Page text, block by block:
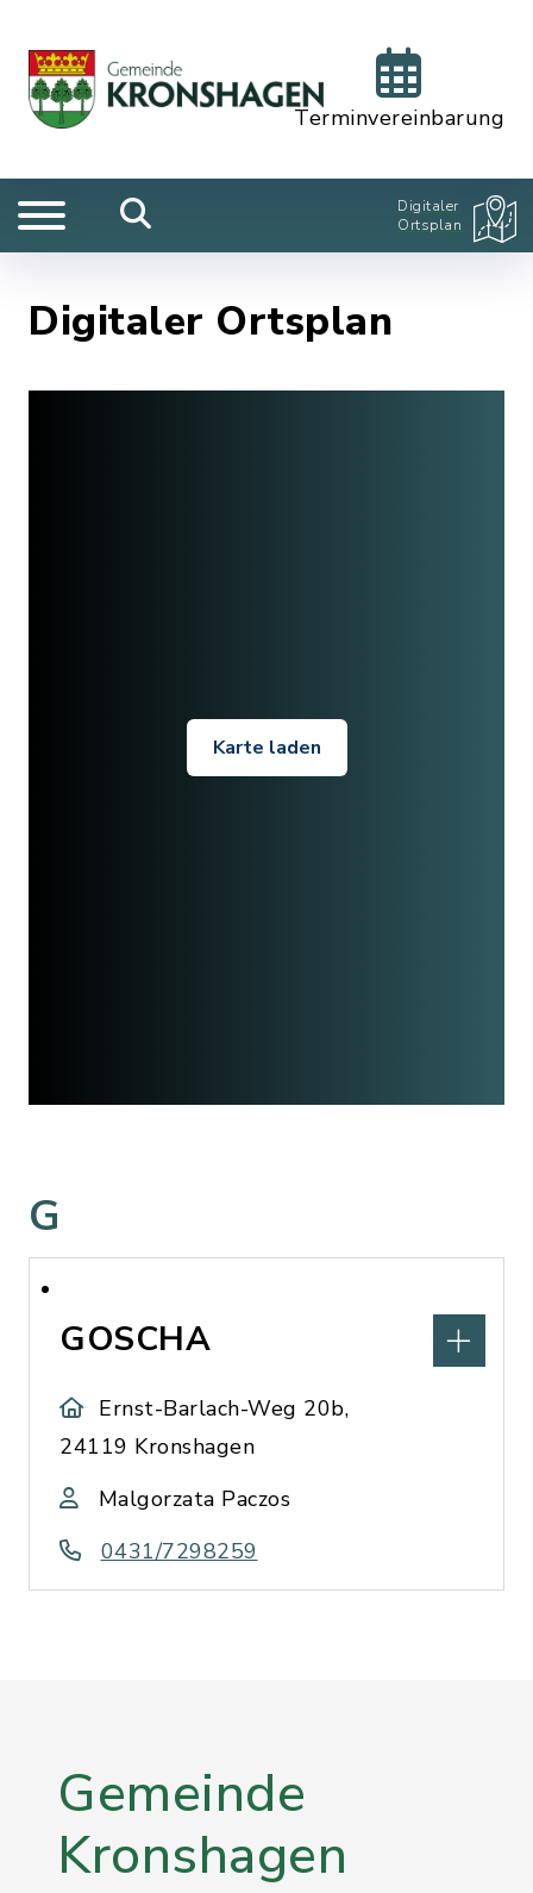
Terminvereinbarung
Digitaler
Ortsplan
Digitaler Ortsplan
Karte laden
G
GOSCHA
Ernst-Barlach-Weg 20b,
24119 Kronshagen
Malgorzata Paczos
0431/7298259
Gemeinde
Kronshagen